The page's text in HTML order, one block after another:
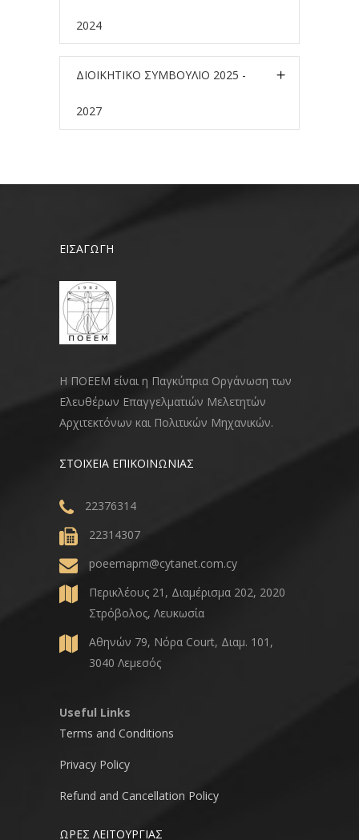
2024
ΔΙΟΙΚΗΤΙΚΟ ΣΥΜΒΟΥΛΙΟ 2025 -
2027
ΕΙΣΑΓΩΓΗ
Η ΠΟΕΕΜ είναι η Παγκύπρια Οργάνωση των
Ελευθέρων Επαγγελματιών Μελετητών
Αρχιτεκτόνων και Πολιτικών Μηχανικών.
ΣΤΟΙΧΕΙΑ ΕΠΙΚΟΙΝΩΝΙΑΣ
22376314
22314307
poeemapm@cytanet.com.cy
Περικλέους 21, Διαμέρισμα 202, 2020
Στρόβολος, Λευκωσία
Αθηνών 79, Νόρα Court, Διαμ. 101,
3040 Λεμεσός
Useful Links
Terms and Conditions
Privacy Policy
Refund and Cancellation Policy
ΩΡΕΣ ΛΕΙΤΟΥΡΓΙΑΣ